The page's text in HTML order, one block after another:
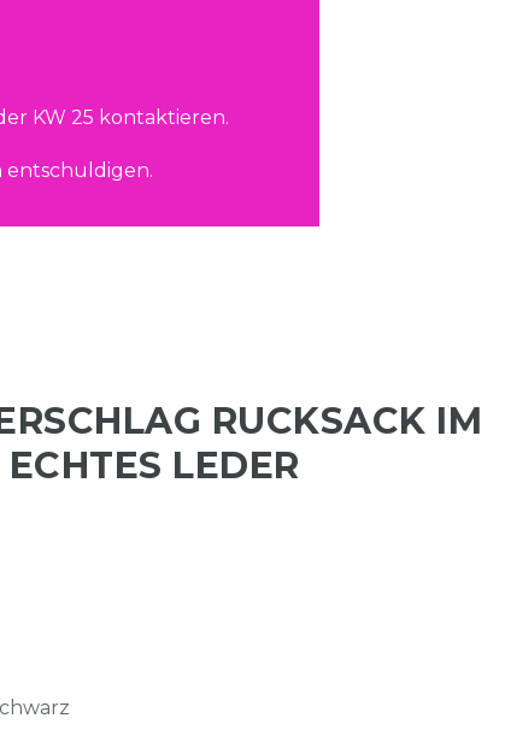
KW 25 kontaktieren.
entschuldigen.
RUCKSACK IM R
LEDER